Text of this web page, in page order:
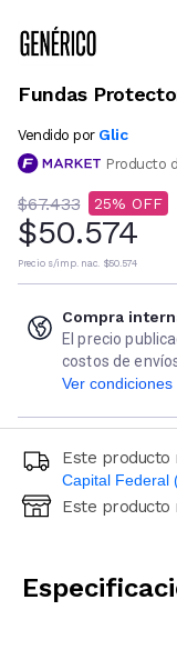
Fundas
Vendido por Glic
Producto
$67.433 25
$50.574
Precio s/imp. nac. $50.574
Compra
El precio
costos de
Ver condiciones
Este producto
Capital Federal
Ingresá código
Este producto